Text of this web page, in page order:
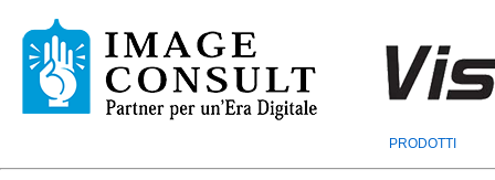
PRODOTTI